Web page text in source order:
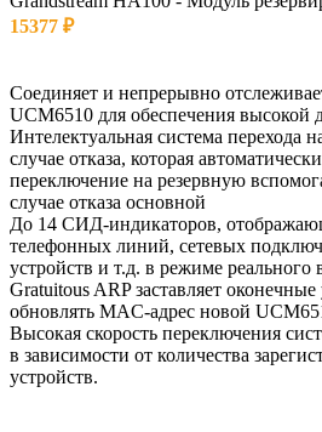
15377 ₽
Соединяет и непрерывно
UCM6510 для обеспечения высокой
Интелектуальная система перехода
случае отказа, которая
переключение на резервную
случае отказа основной
До 14 СИД-индикаторов,
телефонных линий, сетевых
устройств и т.д. в режиме реального
Gratuitous ARP заставляет оконечные
обновлять MAC-адрес новой
Высокая скорость переключения
в зависимости от количества
устройств.